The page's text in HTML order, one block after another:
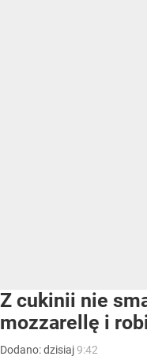
Z cukinii nie
mozzarellę i
Dodano:dzisiaj9:42